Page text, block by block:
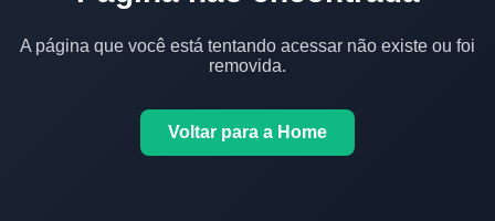
A página que você está tentando acessar não existe ou foi
removida.
Voltar para a Home